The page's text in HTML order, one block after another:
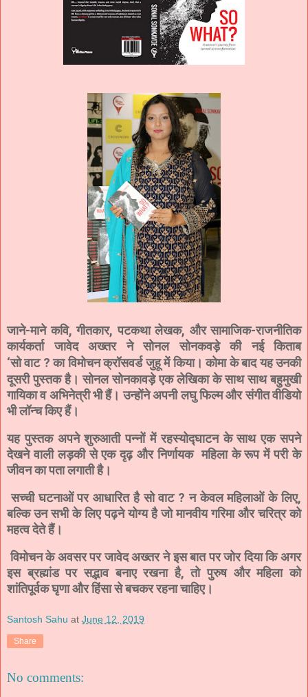
जाने-माने कवि, गीतकार, पटकथा लेखक, और सामाजिक-राजनीतिक
कार्यकर्ता जावेद अख्तर ने सोनल सोनकवड़ेकीनई किताब
‘सोवाट?का विमोचन क्रॉसवर्ड जुहू मेंकिया। कोमा के बाद यह उनकी
दूसरी पुस्तक है। सोनल सोनकावड़े एकलेखिका के साथ साथ बहुमुखी
गायिका व अभिनेत्री भी हैं। उन्होंने अपनी लघु फिल्म और संगीत वीडियो
भी लॉन्च किए हैं।
यह पुस्तक अपने शुरुआती पन्नों में रहस्योद्घाटन के साथ एक सपने
देखने वाली लड़की से एक दृढ़ और निर्णायक महिला के रूप में परी के
जीवन का पता लगाती है।
सच्ची घटनाओं पर आधारित है सो वाट ? न केवल महिलाओं के लिए,
बल्कि उन सभी के लिए पढ़ने योग्य है जो मानवीय गरिमा और चरित्र को
महत्व देते हैं।
विमोचन के अवसर पर जावेद अख्तर ने इस बात पर जोर दिया कि अगर
इस ब्रह्मांड पर सद्भाव बनाए रखना है, तो पुरुष और महिला को
शांतिपूर्वक घृणा और हिंसा से बचकर रहना चाहिए।
Santosh Sahu at June 12, 2019
Share
No comments: